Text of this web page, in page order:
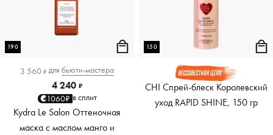
190
3 560 ₽ для бьюти-мастера
4 240 ₽
1060₽ в сплит
Kydra Le Salon Оттеночная
маска с маслом манго и
150
CHI Спрей-блеск Королевский
уход RAPID SHINE, 150 гр